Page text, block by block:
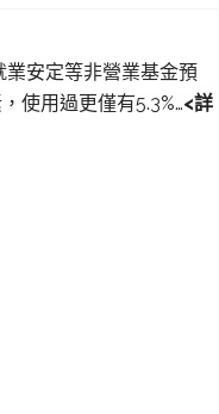
安定等非營業基金預
使用過更僅有5.3%…<詳